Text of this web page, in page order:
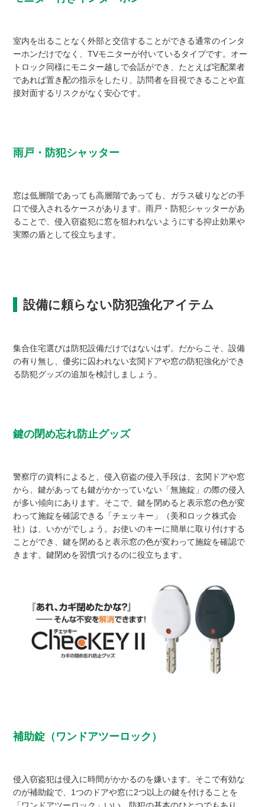
室内を出ることなく外部と交信することができる通常のインタ
ーホンだけでなく、TVモニターが付いているタイプです。オー
トロック同様にモニター越しで会話ができ、たとえば宅配業者
であれば置き配の指示をしたり、訪問者を目視できることや直
接対面するリスクがなく安心です。
雨戸・防犯シャッター
窓は低層階であっても高層階であっても、ガラス破りなどの手
口で侵入されるケースがあります。雨戸・防犯シャッターがあ
ることで、侵入窃盗犯に窓を狙われないようにする抑止効果や
実際の盾として役立ちます。
設備に頼らない防犯強化アイテム
集合住宅選びは防犯設備だけではないはず。だからこそ、設備
の有り無し、優劣に囚われない玄関ドアや窓の防犯強化ができ
る防犯グッズの追加を検討しましょう。
鍵の閉め忘れ防止グッズ
警察庁の資料によると、侵入窃盗の侵入手段は、玄関ドアや窓
から、鍵があっても鍵がかかっていない「無施錠」の際の侵入
が多い傾向にあります。そこで、鍵を閉めると表示窓の色が変
わって施錠を確認できる「チェッキー」（美和ロック株式会
社）は、いかがでしょう。お使いのキーに簡単に取り付けする
ことができ、鍵を閉めると表示窓の色が変わって施錠を確認で
きます。鍵閉めを習慣づけるのに役立ちます。
補助錠（ワンドアツーロック）
侵入窃盗犯は侵入に時間がかかるのを嫌います。そこで有効な
のが補助錠で、1つのドアや窓に2つ以上の鍵を付けることを
「ワンドアツーロック」いい、防犯の基本のひとつでもあり、